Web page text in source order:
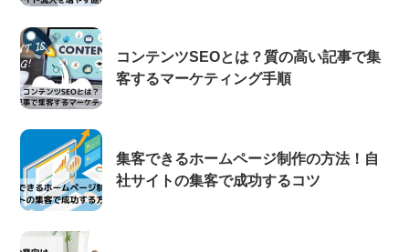
コンテンツSEOとは？質の高い記事で集
客するマーケティング手順
集客できるホームページ制作の方法！自
社サイトの集客で成功するコツ